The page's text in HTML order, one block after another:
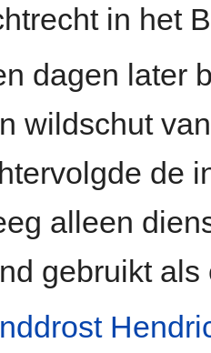
in het
dagen later
wildschut
de
alleen
gebruikt